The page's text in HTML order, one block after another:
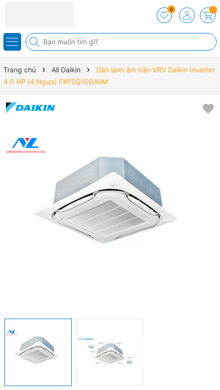
0
Trang chủ All Daikin
Dàn lạnh âm trần VRV Daikin Inverter
4.0 HP (4 Ngựa) FXFSQ100AVM